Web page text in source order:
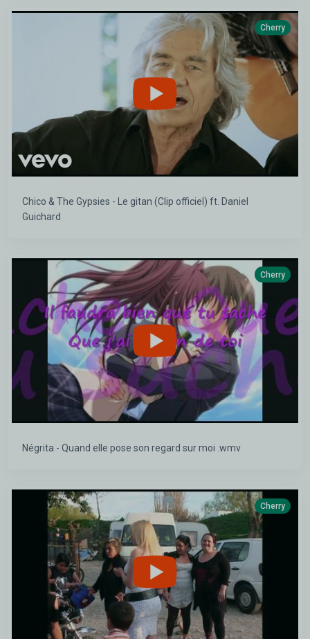
Cherry
Chico & The Gypsies - Le gitan (Clip officiel) ft. Daniel
Guichard
Cherry
Négrita - Quand elle pose son regard sur moi .wmv
Cherry